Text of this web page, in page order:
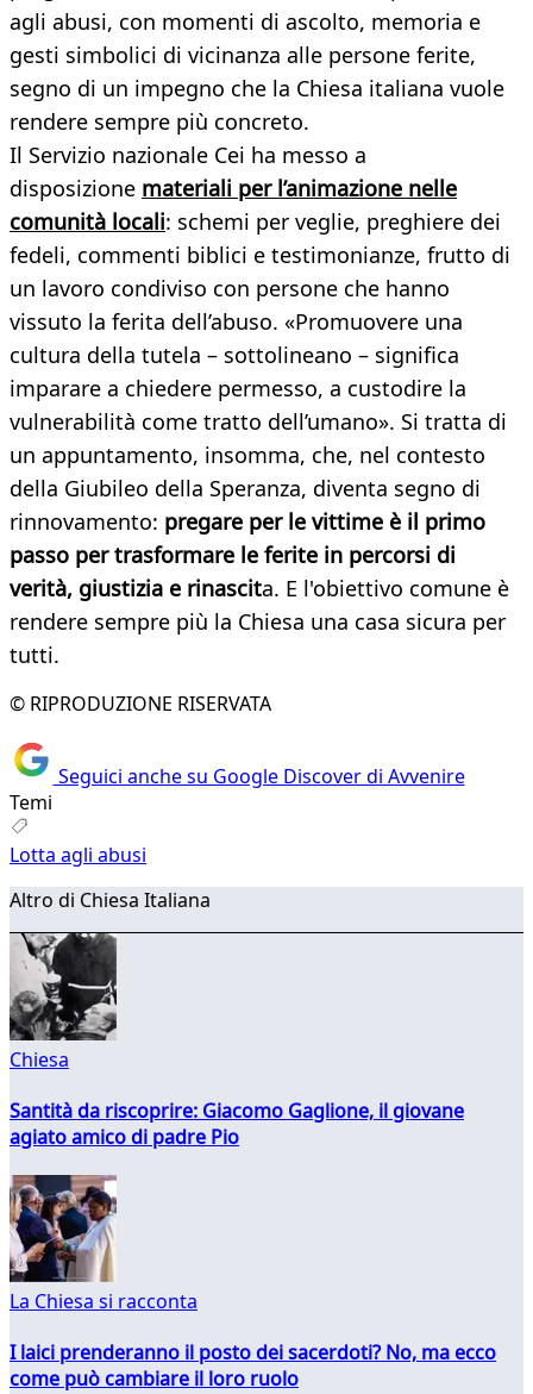
agli abusi, con momenti di ascolto, memoria e
gesti simbolici di vicinanza alle persone ferite,
segno di un impegno che la Chiesa italiana vuole
rendere sempre più concreto.
Il Servizio nazionale Cei ha messo a
disposizione materiali per l’animazione nelle
comunità locali: schemi per veglie, preghiere dei
fedeli, commenti biblici e testimonianze, frutto di
un lavoro condiviso con persone che hanno
vissuto la ferita dell’abuso. «Promuovere una
cultura della tutela – sottolineano – significa
imparare a chiedere permesso, a custodire la
vulnerabilità come tratto dell’umano». Si tratta di
un appuntamento, insomma, che, nel contesto
della Giubileo della Speranza, diventa segno di
rinnovamento: pregare per le vittime è il primo
passo per trasformare le ferite in percorsi di
verità, giustizia e rinascita. E l'obiettivo comune è
rendere sempre più la Chiesa una casa sicura per
tutti.
© RIPRODUZIONE RISERVATA
Seguici anche su Google Discover di Avvenire
Temi
Lotta agli abusi
Altro di Chiesa Italiana
Chiesa
Santità da riscoprire: Giacomo Gaglione, il giovane
agiato amico di padre Pio
La Chiesa si racconta
I laici prenderanno il posto dei sacerdoti? No, ma ecco
come può cambiare il loro ruolo